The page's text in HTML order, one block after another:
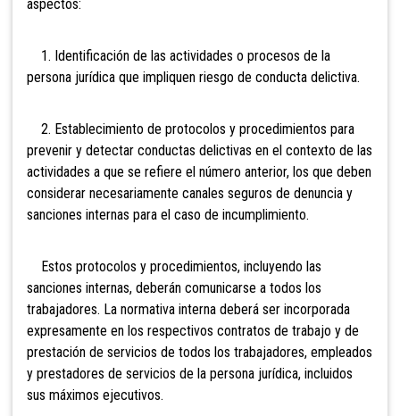
aspectos:
1. Identificación de las actividades o procesos de la
persona jurídica que impliquen riesgo de conducta delictiva.
2. Establecimiento de protocolos y procedimientos para
prevenir y detectar conductas delictivas en el contexto de las
actividades a que se refiere el número anterior, los que deben
considerar necesariamente canales seguros de denuncia y
sanciones internas para el caso de incumplimiento.
Estos protocolos y procedimientos, incluyendo las
sanciones internas, deberán comunicarse a todos los
trabajadores. La normativa interna deberá ser incorporada
expresamente en los respectivos contratos de trabajo y de
prestación de servicios de todos los trabajadores, empleados
y prestadores de servicios de la persona jurídica, incluidos
sus máximos ejecutivos.